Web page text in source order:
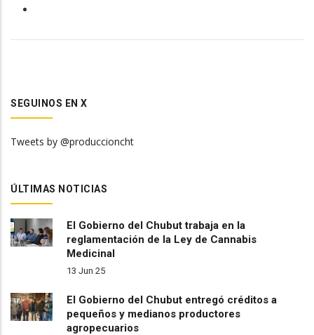
SEGUINOS EN X
Tweets by @produccioncht
ÚLTIMAS NOTICIAS
El Gobierno del Chubut trabaja en la
reglamentación de la Ley de Cannabis
Medicinal
13 Jun 25
El Gobierno del Chubut entregó créditos a
pequeños y medianos productores
agropecuarios